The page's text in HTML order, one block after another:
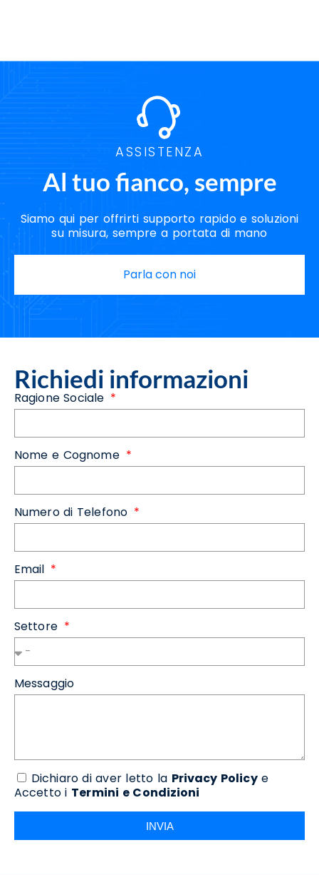
Soluzioni Backup Napoli
Soluzioni Hosting Napoli
Soluzioni Housing Napoli
Soluzioni Server Napoli
Strategie Disaster Recovery Napoli
ASSISTENZA
Al tuo fianco, sempre
Siamo qui per offrirti supporto rapido e soluzioni
su misura, sempre a portata di mano
Parla con noi
Richiedi informazioni
Ragione Sociale
Nome e Cognome
Numero di Telefono
Email
Settore
Messaggio
Dichiaro di aver letto la Privacy Policye
Accetto i Termini e Condizioni
INVIA